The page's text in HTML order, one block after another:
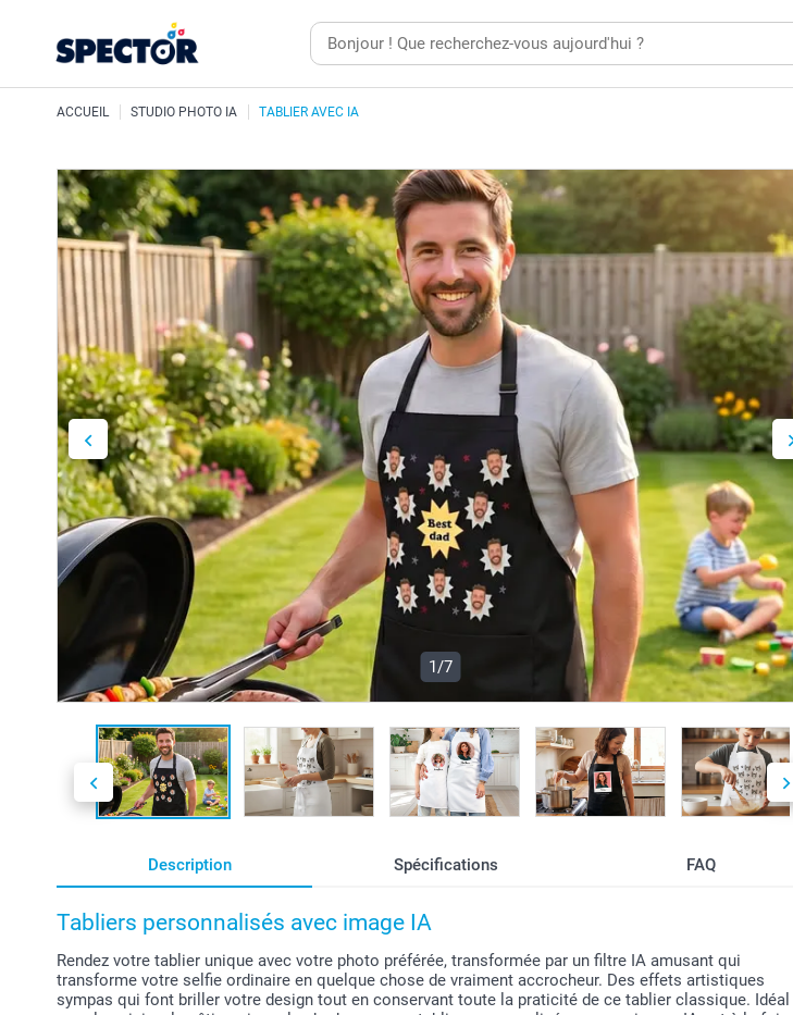
ACCUEIL STUDIO PHOTO IA TABLIER AVEC IA
1/7
Description Spécifications FAQ
Tabliers personnalisés avec image IA
Rendez votre tablier unique avec votre photo préférée, transformée par un filtre IA amusant qui
transforme votre selfie ordinaire en quelque chose de vraiment accrocheur. Des effets artistiques
sympas qui font briller votre design tout en conservant toute la praticité de ce tablier classique. Idéal